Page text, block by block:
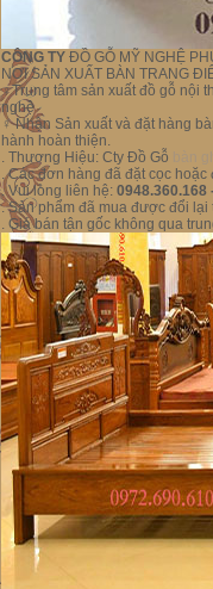
CÔNG TY ĐỒ GỖ MỸ NGHỆ
NƠI SẢN XUẤT BÀN TRANG
♀Trung tâm sản xuất đồ gỗ nội
nghệ
♀Nhận Sản xuất và đặt hàng
hành hoàn thiện.
. Thương Hiệu: Cty Đồ Gỗ
. Các đơn hàng đã đặt cọc
. Vui lòng liên hệ: 0948.360.168
. Sản phẩm đã mua được đổi
. Giá bán tận gốc không qua